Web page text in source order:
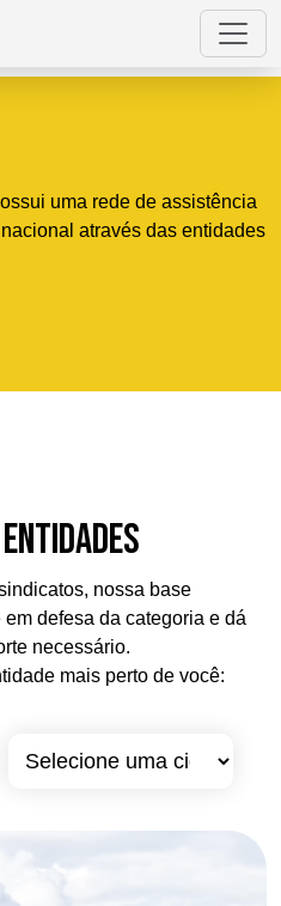
uma rede de assistência
através das entidades
nossa base
defesa da categoria e dá
necessário.
mais perto de você: